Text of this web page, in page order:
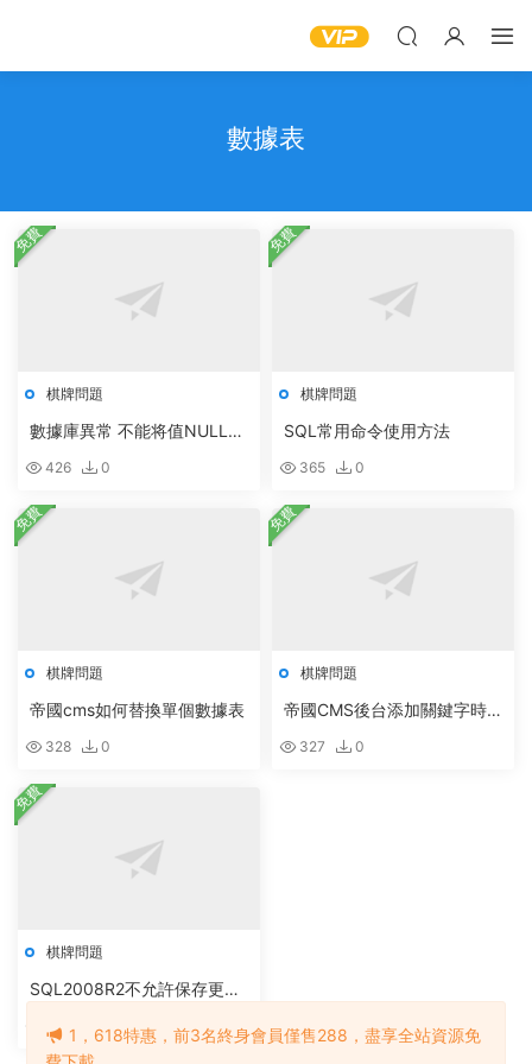
數據表
棋牌問題
數據庫異常 不能将值NULL插
426 0
免費
棋牌問題
SQL常用命令使用方法
365 0
免費
棋牌問題
帝國cms如何替換單個數據表
328 0
免費
棋牌問題
帝國CMS後台添加關鍵字時
327 0
免費
棋牌問題
SQL2008R2不允許保存更改
283 0
免費
1，618特惠，前3名終身會員僅售288，盡享全站資源免